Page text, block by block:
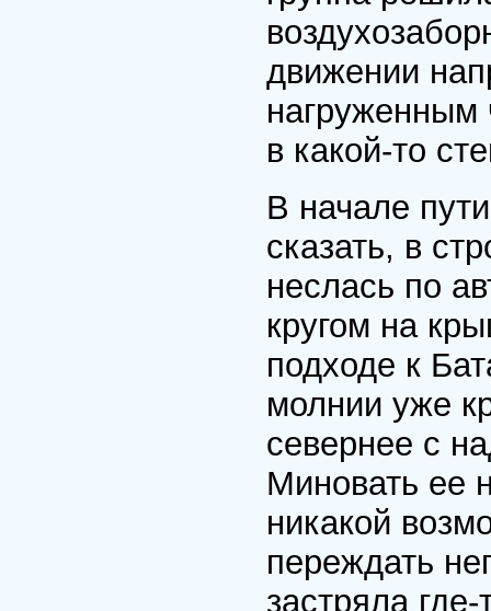
движении
нагруженным
в какой-то
В начале
сказать, в
неслась по
кругом на
подходе к
молнии уже
севернее с
Миновать ее
никакой
переждать
застряла